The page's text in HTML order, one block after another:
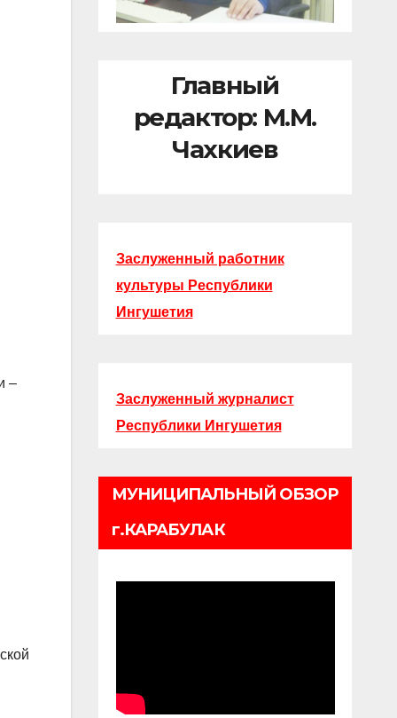
–
Главный
редактор: М.М.
Чахкиев
Заслуженный работник
культуры Республики
Ингушетия
Заслуженный журналист
Республики Ингушетия
МУНИЦИПАЛЬНЫЙ ОБЗОР
г.КАРАБУЛАК